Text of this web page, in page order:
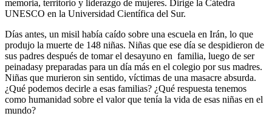
memoria, territorio y liderazgo de mujeres. Dirige la Cátedra
UNESCO en la Universidad Científica del Sur.
Días antes, un misil había caído sobre una escuela en Irán, lo que
produjo la muerte de 148 niñas. Niñas que ese día se despidieron de
sus padres después de tomar el desayuno en familia, luego de ser
peinadasy preparadas para un día más en el colegio por sus madres.
Niñas que murieron sin sentido, víctimas de una masacre absurda.
¿Qué podemos decirle a esas familias? ¿Qué respuesta tenemos
como humanidad sobre el valor que tenía la vida de esas niñas en el
mundo?